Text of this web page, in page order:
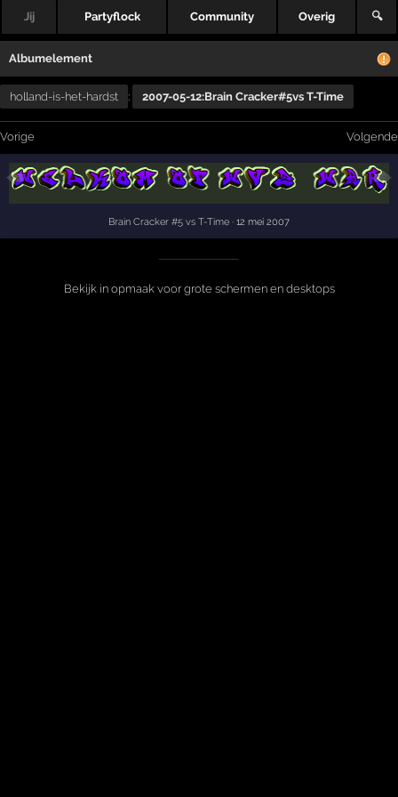
Jij Partyflock Community Overig 🔍
Albumelement
holland-is-het-hardst : 2007-05-12:Brain Cracker#5vs T-Time
Vorige Volgende
Brain Cracker #5 vs T-Time · 12 mei 2007
Bekijk in opmaak voor grote schermen en desktops